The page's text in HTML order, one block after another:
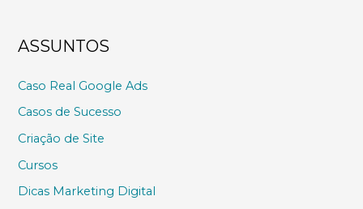
ASSUNTOS
Caso Real Google Ads
Casos de Sucesso
Criação de Site
Cursos
Dicas Marketing Digital